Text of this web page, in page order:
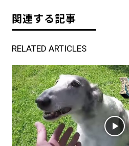
関連する記事
RELATED ARTICLES